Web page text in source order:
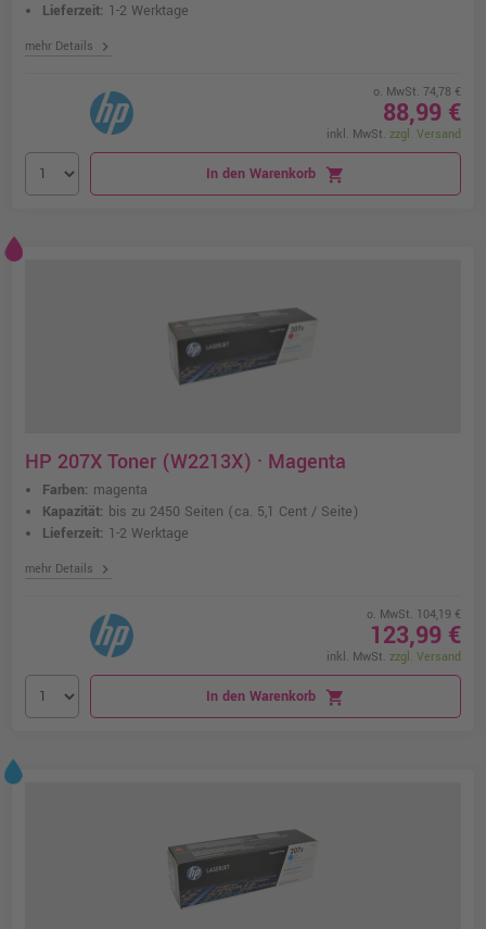
Lieferzeit: 1-2 Werktage
mehr Details chevron_right
o. MwSt. 74,78 €
88,99 €
inkl. MwSt. zzgl. Versand
In den Warenkorb shopping_cart
HP 207X Toner (W2213X) · Magenta
Farben: magenta
Kapazität: bis zu 2450 Seiten (ca. 5,1 Cent / Seite)
Lieferzeit: 1-2 Werktage
mehr Details chevron_right
o. MwSt. 104,19 €
123,99 €
inkl. MwSt. zzgl. Versand
In den Warenkorb shopping_cart